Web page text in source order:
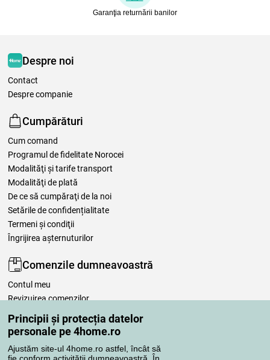
Principii și protecția datelor
personale pe 4home.ro
Ajustăm site-ul 4home.ro astfel, încât să
Garanţia returnării banilor
Despre noi
Contact
Despre companie
Cumpărături
Cum comand
Programul de fidelitate Norocei
Modalităţi şi tarife transport
Modalităţi de plată
De ce să cumpăraţi de la noi
Setările de confidențialitate
Termeni şi condiţii
Îngrijirea așternuturilor
Comenzile dumneavoastră
Contul meu
Revizuirea comenzilor
Reclamaţii
Retragere de la contract
Regulile de procesare a recenziilor